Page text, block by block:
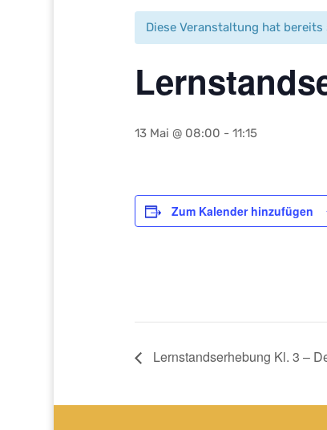
Diese Veranstaltung hat
13 Mai @ 08:00 - 11:15
Zum Kalender hinzufügen
Lernstandserhebung Kl. 3 –